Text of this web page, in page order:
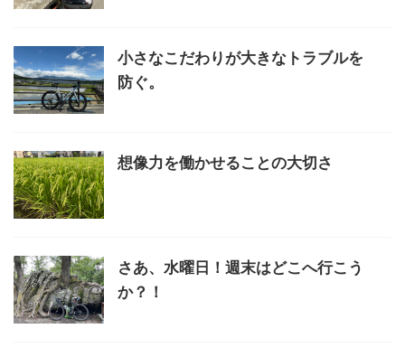
小さなこだわりが大きなトラブルを
防ぐ。
想像力を働かせることの大切さ
さあ、水曜日！週末はどこへ行こう
か？！